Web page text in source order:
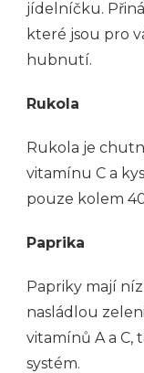
jídelníčku.
které jsou pro
hubnutí.
Rukola
Rukola je
vitamínu C a
pouze kolem
Paprika
Papriky mají
nasládlou
vitamínů A a C,
systém.